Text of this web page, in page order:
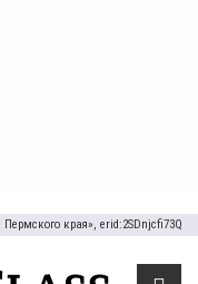
края», erid:2SDnjcfi73Q